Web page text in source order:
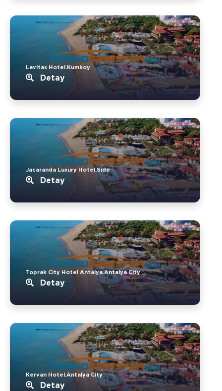
Lavitas Hotel.Kumkoy
Detay
Jacaranda Luxury Hotel.Side
Detay
Toprak City Hotel Antalya.Antalya City
Detay
Kervan Hotel.Antalya City
Detay